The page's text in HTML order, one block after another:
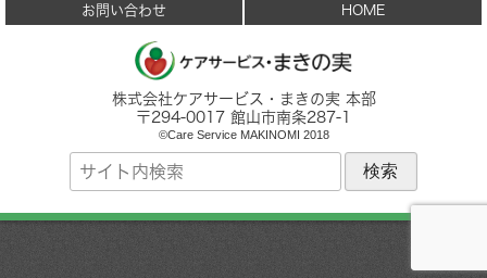
お問い合わせ
HOME
株式会社ケアサービス・まきの実 本部
〒294-0017 館山市南条287-1
©Care Service MAKINOMI 2018
サ
ト
検